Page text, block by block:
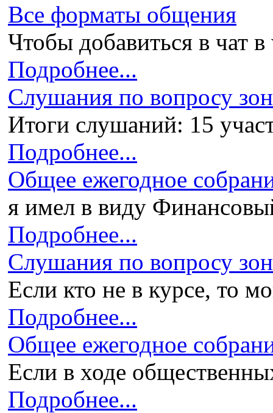
Все форматы общения
Чтобы добавиться в чат
Подробнее...
Слушания по вопросу
Итоги слушаний: 15
Подробнее...
Общее ежегодное
я имел в виду
Подробнее...
Слушания по вопросу
Если кто не в курсе, то
Подробнее...
Общее ежегодное
Если в ходе
Подробнее...